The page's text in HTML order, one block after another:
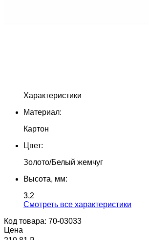
Характеристики
Материал:
Картон
Цвет:
Золото/Белый жемчуг
Высота, мм:
3,2
Cмотреть все характеристики
Код товара: 70-03033
Цена